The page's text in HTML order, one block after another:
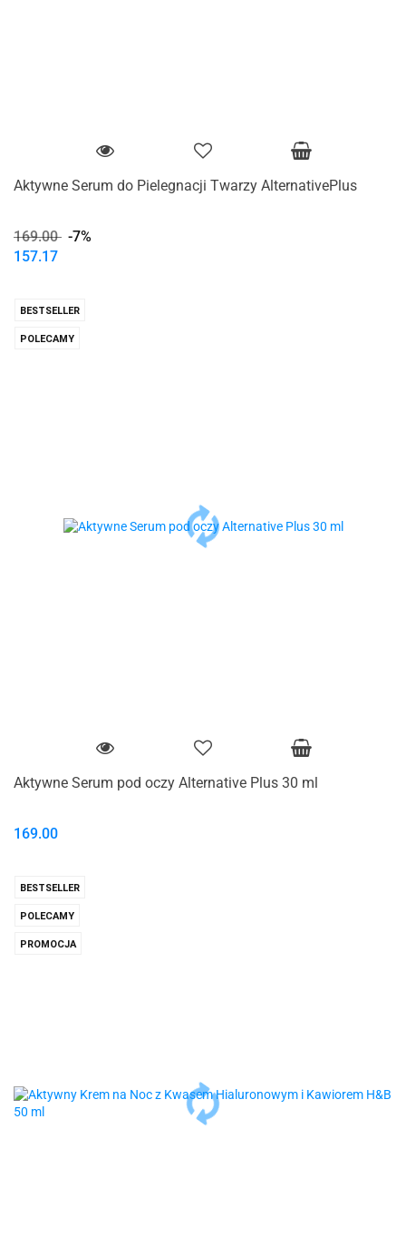
Aktywne Serum do Pielegnacji Twarzy AlternativePlus
169.00 -7%
157.17
BESTSELLER
POLECAMY
Aktywne Serum pod oczy Alternative Plus 30 ml
169.00
BESTSELLER
POLECAMY
PROMOCJA